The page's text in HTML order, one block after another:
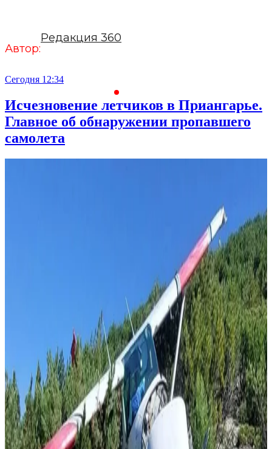
Автор:
Редакция 360
Сегодня 12:34
Исчезновение летчиков в Приангарье.
Главное об обнаружении пропавшего
самолета